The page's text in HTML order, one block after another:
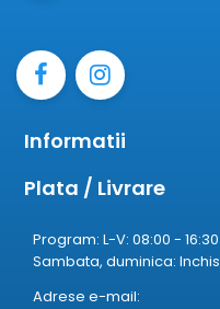
Informatii
Plata / Livrare
Program: L-V: 08:00 - 16:30
Sambata, duminica: Inchis
Adrese e-mail: